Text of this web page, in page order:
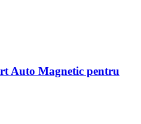
Auto Magnetic pentru